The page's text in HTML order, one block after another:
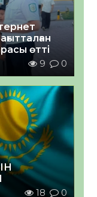
өтті
9 0
18 0